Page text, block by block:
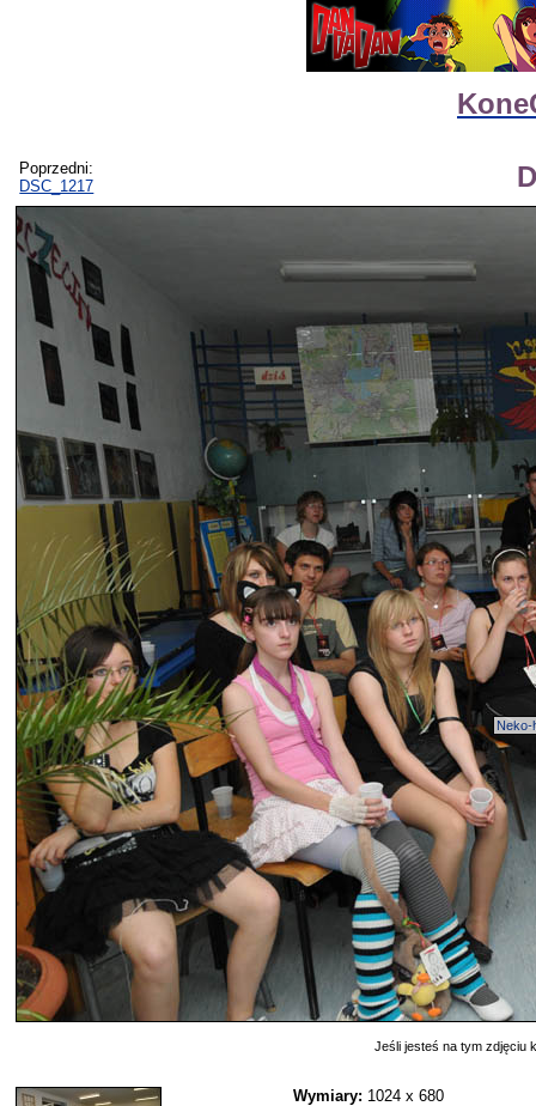
Poprzedni:
DSC_1217
Neko-
Jeśli jesteś na tym zdjęciu
Wymiary: 1024 x 680